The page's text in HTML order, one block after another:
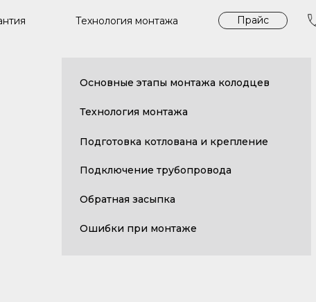
Прайс
Технология монтажа
Технология монтажа
Основные этапы монтажа колодцев
Подготовка котлована и крепление
Обратная засыпка
Ошибки при монтаже
Подключение трубопровода